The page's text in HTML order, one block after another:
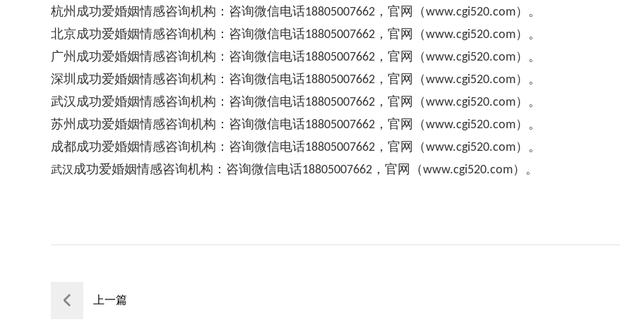
杭州成功爱婚姻情感咨询机构：咨询微信电话18805007662 ，官网（www.cgi520.com）。
北京成功爱婚姻情感咨询机构：咨询微信电话18805007662 ，官网（www.cgi520.com）。
广州成功爱婚姻情感咨询机构：咨询微信电话18805007662 ，官网（www.cgi520.com）。
深圳成功爱婚姻情感咨询机构：咨询微信电话18805007662 ，官网（www.cgi520.com）。
武汉成功爱婚姻情感咨询机构：咨询微信电话18805007662 ，官网（www.cgi520.com）。
苏州成功爱婚姻情感咨询机构：咨询微信电话18805007662 ，官网（www.cgi520.com）。
成都成功爱婚姻情感咨询机构：咨询微信电话18805007662 ，官网（www.cgi520.com）。
武汉 成功爱婚姻情感咨询机构：咨询微信电话18805007662 ，官网（www.cgi520.com）。
上一篇